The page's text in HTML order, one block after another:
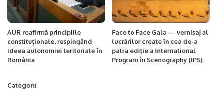
AUR reafirmă principiile
constituționale, respingând
ideea autonomiei teritoriale în
România
Face to Face Gala — vernisaj al
lucrărilor create în cea de-a
patra ediție a International
Program în Scenography (IPS)
Categorii